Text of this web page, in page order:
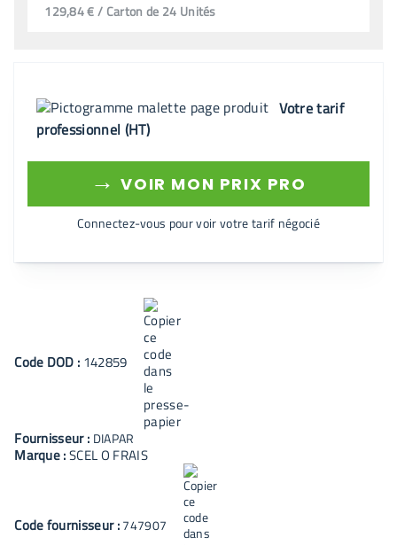
129,84 € / Carton de 24 Unités
Votre tarif
professionnel (HT)
→ VOIR MON PRIX PRO
Connectez-vous pour voir votre tarif négocié
Code DOD : 142859
Fournisseur : DIAPAR
Marque :SCEL O FRAIS
Code fournisseur :747907